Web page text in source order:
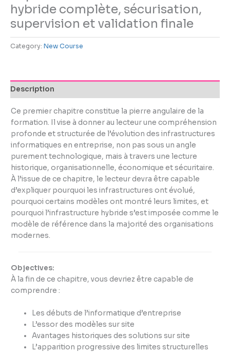
hybride complète, sécurisation,
supervision et validation finale
Category: New Course
Description
Ce premier chapitre constitue la pierre angulaire de la
formation. Il vise à donner au lecteur une compréhension
profonde et structurée de l’évolution des infrastructures
informatiques en entreprise, non pas sous un angle
purement technologique, mais à travers une lecture
historique, organisationnelle, économique et sécuritaire.
À l’issue de ce chapitre, le lecteur devra être capable
d’expliquer pourquoi les infrastructures ont évolué,
pourquoi certains modèles ont montré leurs limites, et
pourquoi l’infrastructure hybride s’est imposée comme le
modèle de référence dans la majorité des organisations
modernes.
Objectives:
À la fin de ce chapitre, vous devriez être capable de
comprendre :
Les débuts de l’informatique d’entreprise
L’essor des modèles sur site
Avantages historiques des solutions sur site
L’apparition progressive des limites structurelles
the
contact
This
site
the
ADA
Compliance
Check
plugin
enhance
accessibility.